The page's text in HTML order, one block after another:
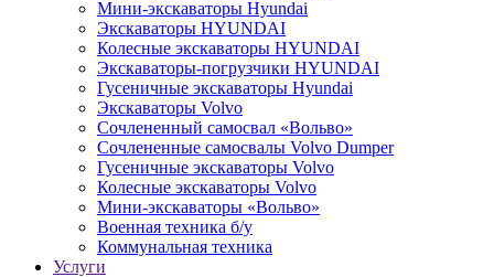
Мини-экскаваторы Hyundai
Экскаваторы HYUNDAI
Колесные экскаваторы HYUNDAI
Экскаваторы-погрузчики HYUNDAI
Гусеничные экскаваторы Hyundai
Экскаваторы Volvo
Сочлененный самосвал «Вольво»
Сочлененные самосвалы Volvo Dumper
Гусеничные экскаваторы Volvo
Колесные экскаваторы Volvo
Мини-экскаваторы «Вольво»
Военная техника б/у
Коммунальная техника
Услуги